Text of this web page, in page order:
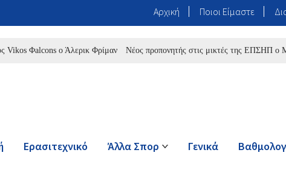
Αρχική Ποιοι Είμαστε
ο Άλερικ Φρίμαν Νέος προπονητής στις μικτές της ΕΠΣΗΠ ο Μιχαήλ
Ερασιτεχνικό Άλλα Σπορ Γενικά